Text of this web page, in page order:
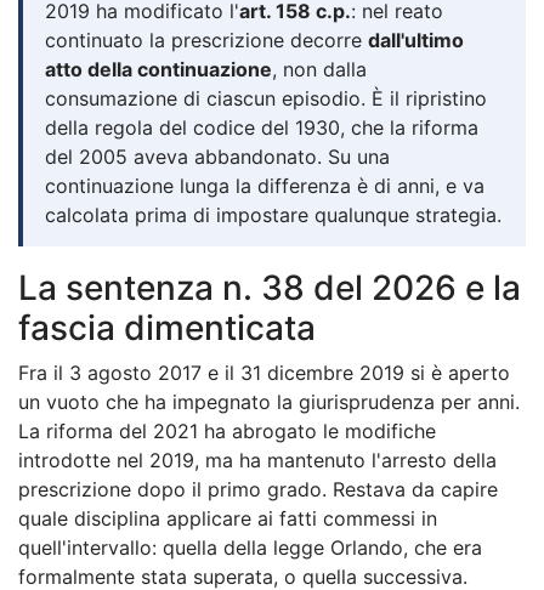
2019 ha modificato l'art. 158 c.p.: nel reato
continuato la prescrizione decorre dall'ultimo
atto della continuazione, non dalla
consumazione di ciascun episodio. È il ripristino
della regola del codice del 1930, che la riforma
del 2005 aveva abbandonato. Su una
continuazione lunga la differenza è di anni, e va
calcolata prima di impostare qualunque strategia.
La sentenza n. 38 del 2026 e la
fascia dimenticata
Fra il 3 agosto 2017 e il 31 dicembre 2019 si è aperto
un vuoto che ha impegnato la giurisprudenza per anni.
La riforma del 2021 ha abrogato le modifiche
introdotte nel 2019, ma ha mantenuto l'arresto della
prescrizione dopo il primo grado. Restava da capire
quale disciplina applicare ai fatti commessi in
quell'intervallo: quella della legge Orlando, che era
formalmente stata superata, o quella successiva.